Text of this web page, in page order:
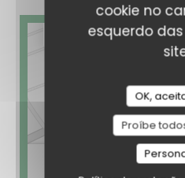
cookie no
esquerdo
OK,
Proíbe